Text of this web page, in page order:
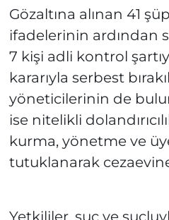
Gözaltına alınan 41
ifadelerinin ardından
7 kişi adli kontrol
kararıyla serbest
yöneticilerinin de
ise nitelikli
kurma, yönetme ve
tutuklanarak
Yetkililer, suç ve